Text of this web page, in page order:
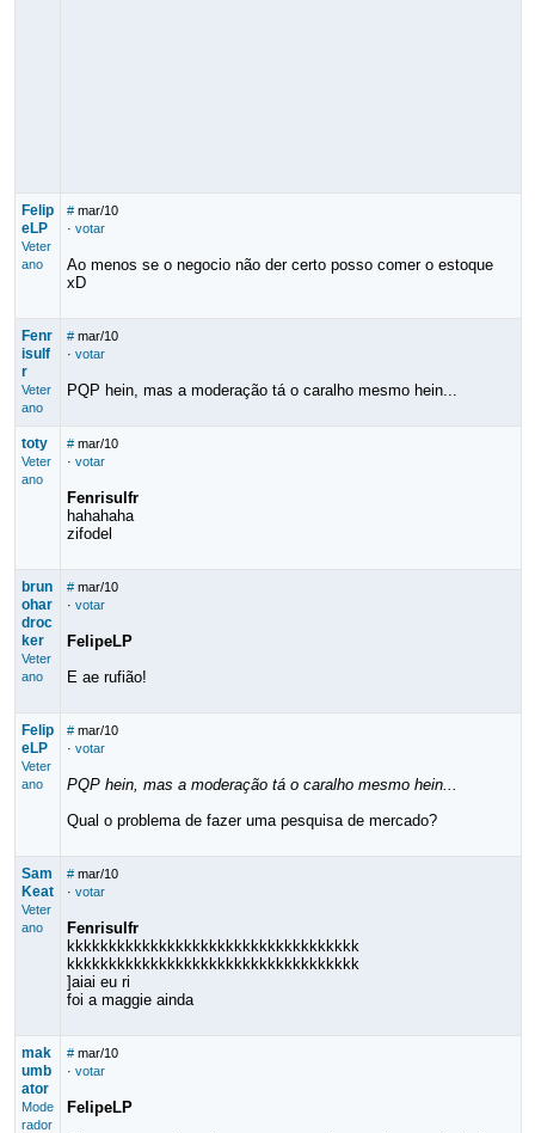
Felip
eLP
Veter
ano
# mar/10
· votar
Ao menos se o negocio não der certo posso comer o estoque
xD
Fenr
isulf
r
Veter
ano
# mar/10
· votar
PQP hein, mas a moderação tá o caralho mesmo hein...
toty
Veter
ano
# mar/10
· votar
Fenrisulfr
hahahaha
zifodel
brun
ohar
droc
ker
Veter
ano
# mar/10
· votar
FelipeLP
E ae rufião!
Felip
eLP
Veter
ano
# mar/10
· votar
PQP hein, mas a moderação tá o caralho mesmo hein...
Qual o problema de fazer uma pesquisa de mercado?
Sam
Keat
Veter
ano
# mar/10
· votar
Fenrisulfr
kkkkkkkkkkkkkkkkkkkkkkkkkkkkkkkkkkk
kkkkkkkkkkkkkkkkkkkkkkkkkkkkkkkkkkk
]aiai eu ri
foi a maggie ainda
mak
umb
ator
Mode
rador
# mar/10
· votar
FelipeLP